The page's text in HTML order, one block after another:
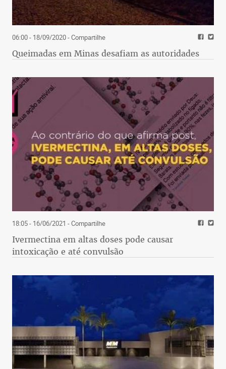
06:00 - 18/09/2020- Compartilhe
Queimadas em Minas desafiam as autoridades
18:05 - 16/06/2021 - Compartilhe
Ivermectina em altas doses pode causar
intoxicação e até convulsão